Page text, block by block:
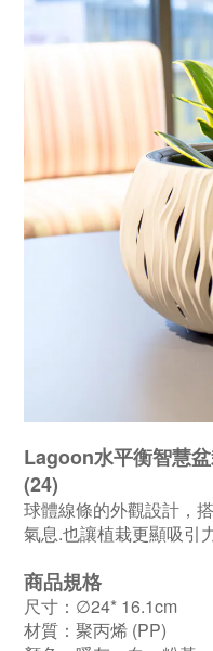
Lagoon水平衡智慧
(24)
球體線條的外觀設計，
氣息.也讓植栽更顯吸引
商品規格
尺寸：∅24* 16.1cm
材質：聚丙烯 (PP)